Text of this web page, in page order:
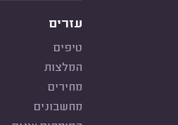
עזרים
טיפים
המלצות
מחירים
מחשבונים